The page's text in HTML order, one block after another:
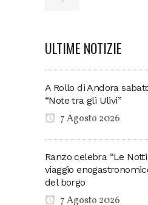
ULTIME NOTIZIE
A Rollo di Andora
“Note tra gli Ulivi”
7 Agosto 2026
Ranzo celebra “Le
viaggio
del borgo
7 Agosto 2026